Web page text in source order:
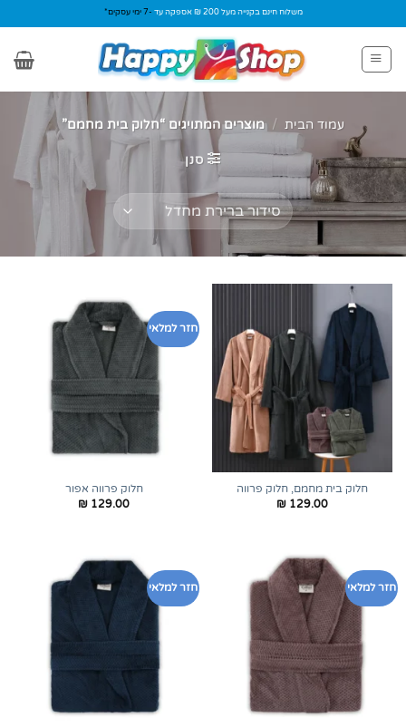
to
content
משלוח חינם בקנייה מעל 200 ₪ אספקה עד -7 ימי עסקים*
עמוד הבית / מוצרים המתויגים “חלוק בית מחמם”
סנן
חלוק בית מחמם, חלוק פרווה
₪ 129.00
חזר למלאי
חלוק פרווה אפור
₪ 129.00
חזר למלאי חזר למלאי